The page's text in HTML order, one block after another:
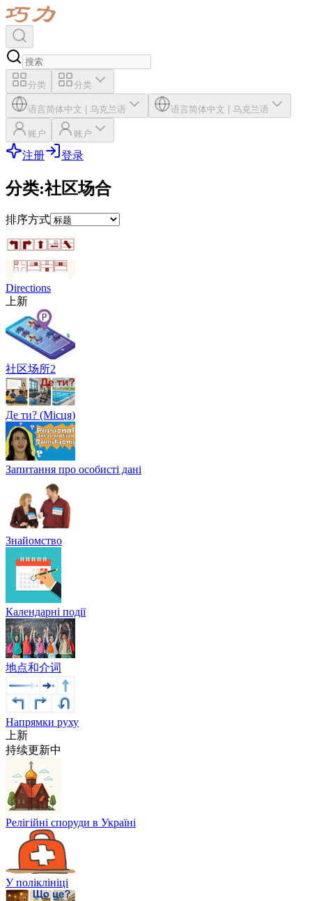
分类 分类
语言简体中文 | 乌克兰语 语言简体中文 | 乌克兰语
账户 账户
注册 登录
分类:社区场合
排序方式
Directions
上新
社区场所2
Де ти? (Місця)
Запитання про особисті дані
Знайомство
Календарні події
地点和介词
Напрямки руху
上新
持续更新中
Релігійні споруди в Україні
У поліклініці